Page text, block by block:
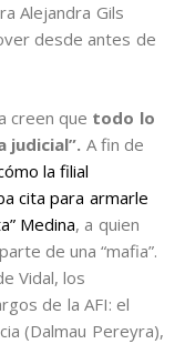
Alejandra Gils
desde antes de
creen que todo lo
judicial”. A fin de
la filial
cita para armarle
Medina, a quien
de una “mafia”.
Vidal, los
de la AFI: el
(Dalmau Pereyra),